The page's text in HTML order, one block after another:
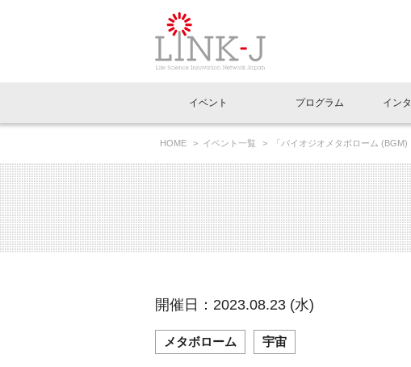
イベントお知らせメール登録
イベント
イベント一覧
LINK-J主催・共催 特別会員開催
LINK-J協賛・協力 出展・参加
プログラム
Out of Box相談室
イン
インタビュー・コラム一覧
スペシャルインタビュー
連載コラム
ニュース一覧
トピック プレスリリース
メディア情報 海外関連
協賛・協力
理事長挨拶
国内外連携
組織概要
特別会員一覧
専用メニューはこちら
ラウンジ・会議室
アクセス
HOME イベント一覧
「バイオジオメタボローム
開催日：2023.08.23 (水)
メタボローム 宇宙